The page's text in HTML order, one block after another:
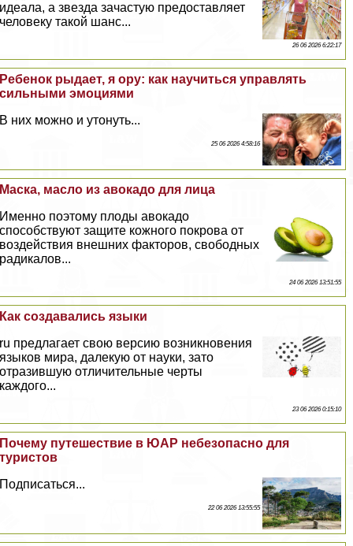
идеала, а звезда зачастую предоставляет
человеку такой шанс...
26 06 2026 6:22:17
Ребенок рыдает, я ору: как научиться управлять
сильными эмоциями
В них можно и утонуть...
25 06 2026 4:58:16
Маска, масло из авокадо для лица
Именно поэтому плоды авокадо
способствуют защите кожного покрова от
воздействия внешних факторов, свободных
радикалов...
24 06 2026 13:51:55
Как создавались языки
ru предлагает свою версию возникновения
языков мира, далекую от науки, зато
отразившую отличительные черты
каждого...
23 06 2026 0:15:10
Почему путешествие в ЮАР небезопасно для
туристов
Подписаться...
22 06 2026 13:55:55